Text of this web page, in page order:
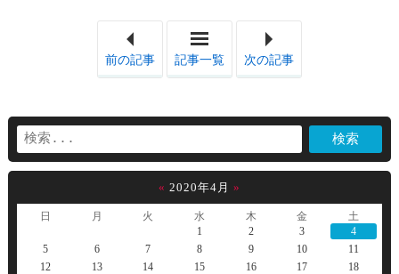
前の記事 記事一覧 次の記事
« 2020年4月 »
日 月 火 水 木 金
土
1
2 3
4
5
6 7 8 9 10
11
12
13 14 15 16 17
18